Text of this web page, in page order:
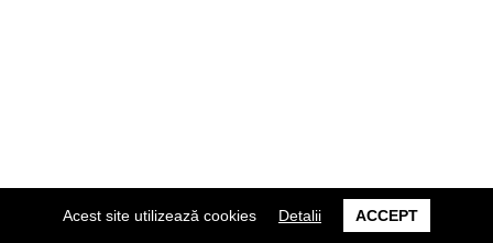
Acest site utilizează cookies Detalii ACCEPT